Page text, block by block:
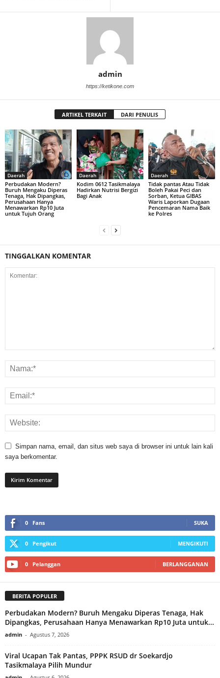
admin
https://ketikone.com
ARTIKEL TERKAIT DARI PENULIS
Daerah
Perbudakan Modern?
Buruh Mengaku Diperas
Tenaga, Hak Dipangkas,
Perusahaan Hanya
Menawarkan Rp10 Juta
untuk Tujuh Orang
Daerah
Kodim 0612 Tasikmalaya
Hadirkan Nutrisi Bergizi
Bagi Anak
Daerah
Tidak pantas Atau Tidak
Boleh Pakai Peci dan
Sorban, Ketua GIBAS
Waris Laporkan Dugaan
Pencemaran Nama Baik
ke Polres
TINGGALKAN KOMENTAR
Simpan nama, email, dan situs web saya di browser ini untuk lain kali
saya berkomentar.
0 Fans SUKA
0 Pengikut MENGIKUTI
0 Pelanggan BERLANGGANAN
BERITA POPULER
Perbudakan Modern? Buruh Mengaku Diperas Tenaga, Hak
Dipangkas, Perusahaan Hanya Menawarkan Rp10 Juta untuk...
admin - Agustus 7, 2026
Viral Ucapan Tak Pantas, PPPK RSUD dr Soekardjo
Tasikmalaya Pilih Mundur